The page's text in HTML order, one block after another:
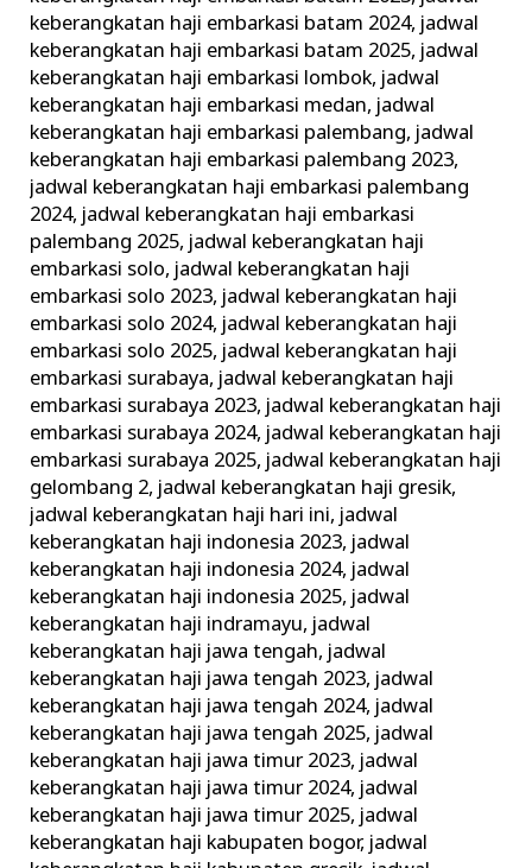
keberangkatan haji embarkasi batam 2024, jadwal
keberangkatan haji embarkasi batam 2025, jadwal
keberangkatan haji embarkasi lombok, jadwal
keberangkatan haji embarkasi medan, jadwal
keberangkatan haji embarkasi palembang, jadwal
keberangkatan haji embarkasi palembang 2023,
jadwal keberangkatan haji embarkasi palembang
2024, jadwal keberangkatan haji embarkasi
palembang 2025, jadwal keberangkatan haji
embarkasi solo, jadwal keberangkatan haji
embarkasi solo 2023, jadwal keberangkatan haji
embarkasi solo 2024, jadwal keberangkatan haji
embarkasi solo 2025, jadwal keberangkatan haji
embarkasi surabaya, jadwal keberangkatan haji
embarkasi surabaya 2023, jadwal keberangkatan haji
embarkasi surabaya 2024, jadwal keberangkatan haji
embarkasi surabaya 2025, jadwal keberangkatan haji
gelombang 2, jadwal keberangkatan haji gresik,
jadwal keberangkatan haji hari ini, jadwal
keberangkatan haji indonesia 2023, jadwal
keberangkatan haji indonesia 2024, jadwal
keberangkatan haji indonesia 2025, jadwal
keberangkatan haji indramayu, jadwal
keberangkatan haji jawa tengah, jadwal
keberangkatan haji jawa tengah 2023, jadwal
keberangkatan haji jawa tengah 2024, jadwal
keberangkatan haji jawa tengah 2025, jadwal
keberangkatan haji jawa timur 2023, jadwal
keberangkatan haji jawa timur 2024, jadwal
keberangkatan haji jawa timur 2025, jadwal
keberangkatan haji kabupaten bogor, jadwal